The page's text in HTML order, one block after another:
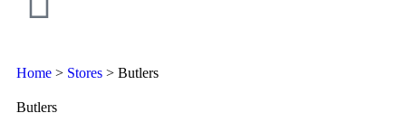
Home > Stores > Butlers
Butlers